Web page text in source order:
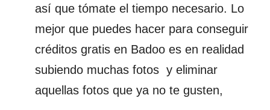
así que tómate el tiempo necesario. Lo
mejor que puedes hacer para conseguir
créditos gratis en Badoo es en realidad
subiendo muchas fotos y eliminar
aquellas fotos que ya no te gusten,